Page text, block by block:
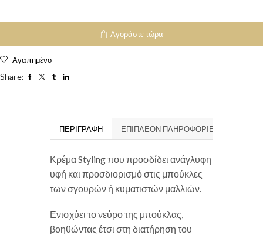
H
Αγοράστε τώρα
Αγαπημένο
Share:
ΠΕΡΙΓΡΑΦΉ ΕΠΙΠΛΈΟΝ ΠΛΗΡΟΦΟΡΊΕΣ
Κρέμα Styling που προσδίδει ανάγλυφη
υφή και προσδιορισμό στις μπούκλες
των σγουρών ή κυματιστών μαλλιών.
Ενισχύει το νεύρο της μπούκλας,
βοηθώντας έτσι στη διατήρηση του